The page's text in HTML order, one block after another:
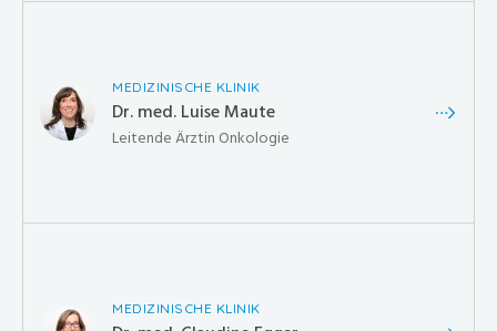
MEDIZINISCHE KLINIK
Dr. med. Luise Maute
Leitende Ärztin Onkologie
MEDIZINISCHE KLINIK